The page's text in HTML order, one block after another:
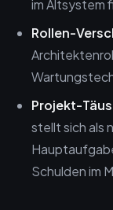
im Altsystem
Rollen-
Projekt-
stellt sich als
Schulden im